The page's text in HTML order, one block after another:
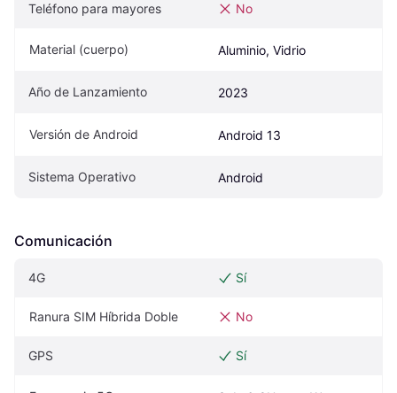
Teléfono para mayores No
Material (cuerpo) Aluminio, Vidrio
Año de Lanzamiento 2023
Versión de Android Android 13
Sistema Operativo Android
Comunicación
4G Sí
Ranura SIM Híbrida Doble No
GPS Sí